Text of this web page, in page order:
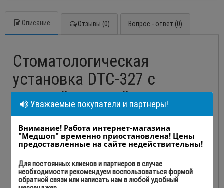
Описание Отзывы (0) Вопрос - ответ (0)
Стоматологическая
установка DTC-327 с
верхней подачей
Производство Foshan Chuangxin Medical Apparatus Co., LTD., Китай
Универсальнаяпневмоэлектрическая стоматологическая
установка DTC-327имиджевого класса имеет
электромеханическое кресло, нижний подвод инструментов, 3
Уважаемые покупатели и партнеры!
Внимание! Работа интернет-магазина
"Медшоп" временно приостановлена! Цены
предоставленные на сайте недействительны!
Для постоянных клиенов и партнеров в случае
необходимости рекомендуем воспользоваться формой
обратной связи или написать нам в любой удобный